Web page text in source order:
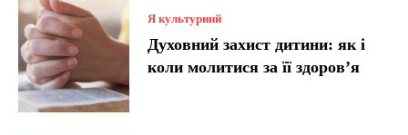
Я культурний
Духовний захист дитини: як і
коли молитися за її здоров’я